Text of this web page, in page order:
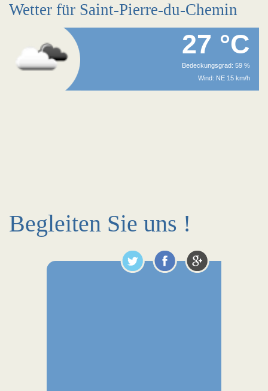
Wetter für Saint-Pierre-du-Chemin
27 °C
Bedeckungsgrad: 59 %
Wind: NE 15 km/h
Begleiten Sie uns !